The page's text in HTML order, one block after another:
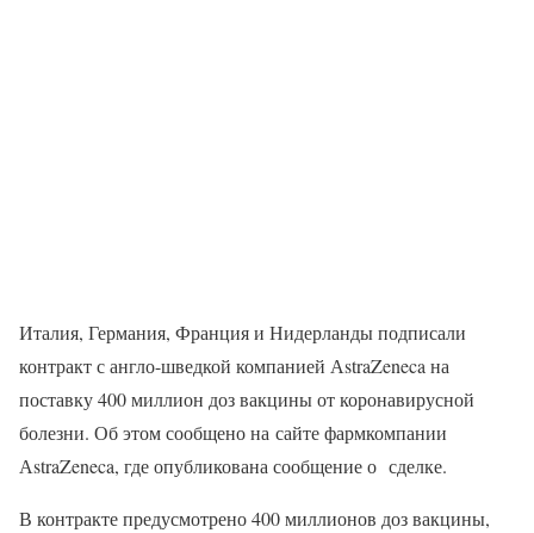
Италия, Германия, Франция и Нидерланды подписали
контракт с англо-шведкой компанией АstraZeneca на
поставку 400 миллион доз вакцины от коронавирусной
болезни. Об этом сообщено на сайте фармкомпании
АstraZeneca, где опубликована сообщение о сделке.
В контракте предусмотрено 400 миллионов доз вакцины,